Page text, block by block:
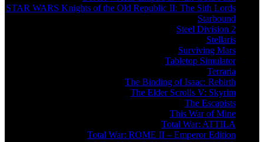
STAR WARS Knights of the Old Republic II: The Sith Lords
Starbound
Steel Division 2
Stellaris
Surviving Mars
Tabletop Simulator
Terraria
The Binding of Isaac: Rebirth
The Elder Scrolls V: Skyrim
The Escapists
This War of Mine
Total War: ATTILA
Total War: ROME II – Emperor Edition